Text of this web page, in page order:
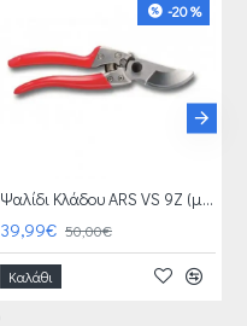
-20 %
Ψαλίδι Κλάδου ARS VS 9Z (μεγάλο χέρι) + ΔΩΡΟ ΑΓΡΟΤΙΚΑ ΓΑΝΤΙΑ ΑΞΙΑΣ 4 €
39,99€ 50,00€
Καλάθι